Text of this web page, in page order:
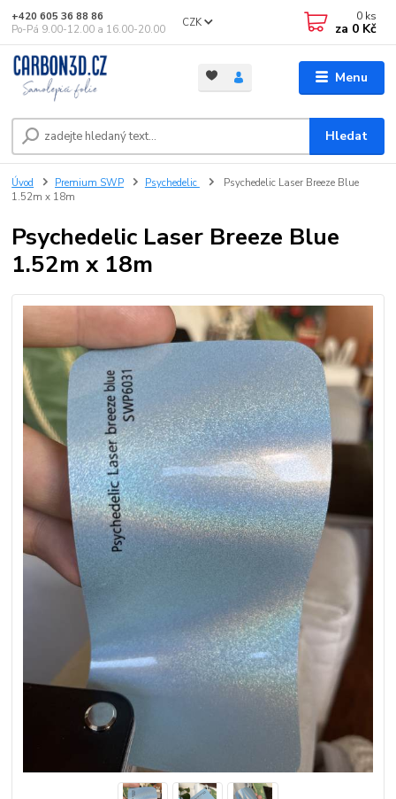
Menu
CZK
Hledat
+420 605 36 88 86
Po-Pá 9.00-12.00 a 16.00-20.00
0 ks
za 0 Kč
Úvod Premium SWP Psychedelic
Psychedelic Laser Breeze Blue
1.52m x 18m
Psychedelic Laser Breeze Blue
1.52m x 18m